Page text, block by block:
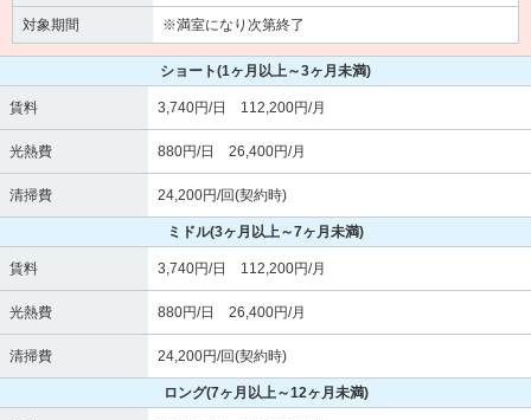
対象期間 ※満室になり次第終了
ショート(1ヶ月以上～3ヶ月未満)
賃料 3,740円/日 112,200円/月
光熱費 880円/日 26,400円/月
清掃費 24,200円/回(契約時)
ミドル(3ヶ月以上～7ヶ月未満)
賃料 3,740円/日 112,200円/月
光熱費 880円/日 26,400円/月
清掃費 24,200円/回(契約時)
ロング(7ヶ月以上～12ヶ月未満)